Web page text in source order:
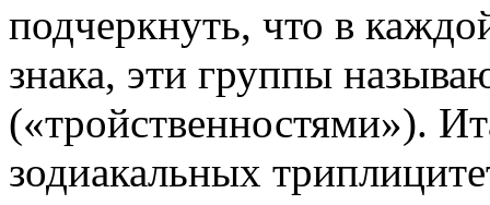
подчеркнуть, что в
знака, эти группы
(«тройственностями»).
зодиакальных